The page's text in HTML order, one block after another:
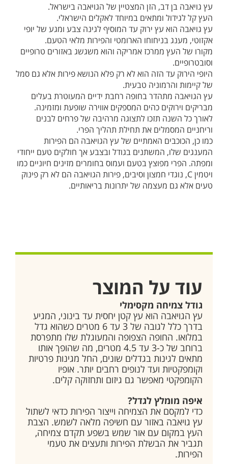
עץ גויאבה בן דב, הזן המצטיין של הגויאבה בישראל.
העץ קל לגידול ומתאים במיוחד לאקלים הישראלי.
עץ גויאבה הוא עץ ירוק עד המוסיף לגינה צבע ומגע של יופי
אקזוטי, מענג בניחוחו הארומטי והפירות מלאי הטעם.
מקורו של העץ ממרכז אמריקה והוא משגשג באזורים טרופיים
וסובטרופיים.
היופי הירוק עד הזה הוא לא רק פלא הנושא פירות אלא גם סמל
של קיימות והרמוניה טבעית.
עץ הגויאבה מתהדר בחופה רחבת ידיים המעוטרת בעלים
מבריקים וירוקים כהים המספקים אווירה שופעת ומזמינה.
לאורך כל השנה תזכו לתצוגה מרהיבה של פרחים לבנים
וריחניים המסמלים את תחילת תהליך הפרי.
כמו כן, הכוכבים האמתיים של עץ הגויאבה הם הפירות
המענגים שלו, המשתנים בגודל ובצבע אך חולקים טעם ייחודי
ומפתה. הפרי מפוצץ בטעם ועמוס בחומרים מזינים חיוניים כמו
ויטמין C, נוגדי חמצון וסיבים, פירות הגויאבה הם לא רק פינוק
טעים אלא גם מעצמה של יתרונות בריאותיים.
עוד על המוצר
גודל צמיחה מקסימלי
עץ הגויאבה הוא עץ קטן יחסית עד בינוני, המגיע
בדרך כלל לגובה של 3 עד 6 מטרים כשהוא גדל
במלואו. החופה הצפופה והמעוגלת שלו מתפרסת
ברוחב של כ-3 עד 4.5 מטרים, מה שהופך אותו
מתאים לגינות בגדלים שונים, החל מגינות פרטיות
וקומפקטיות ועד לנופים רחבים יותר. אופיו
הקומפקטי מאפשר גם גיזום ותחזוקה קלים.
איפה מומלץ לגדל?
כדי למקסם את הצמיחה וייצור הפירות כדאי לשתול
עץ גויאבה באזור עם חשיפה מלאה לשמש. הצבת
העץ במקום עם אור שמש בשפע תקדם צמיחה,
תגביר את הבשלת הפירות ותעצים את טעמי
הפירות.